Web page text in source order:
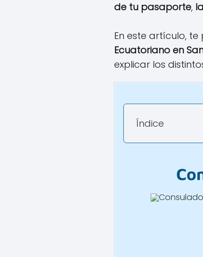
de tu pasaporte,
En este artículo,
Ecuatoriano en
explicar los
Índice